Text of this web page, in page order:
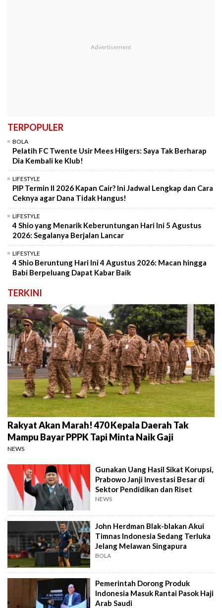
TERPOPULER
BOLA
Pelatih FC Twente Usir Mees Hilgers: Saya Tak Berharap
Dia Kembali ke Klub!
LIFESTYLE
PIP Termin II 2026 Kapan Cair? Ini Jadwal Lengkap dan Cara
Ceknya agar Dana Tidak Hangus!
LIFESTYLE
4 Shio yang Menarik Keberuntungan Hari Ini 5 Agustus
2026: Segalanya Berjalan Lancar
LIFESTYLE
4 Shio Beruntung Hari Ini 4 Agustus 2026: Macan hingga
Babi Berpeluang Dapat Kabar Baik
TERKINI
Rakyat Akan Marah! 470 Kepala Daerah Tak
Mampu Bayar PPPK Tapi Minta Naik Gaji
NEWS
Gunakan Uang Hasil Sikat Korupsi,
Prabowo Janji Investasi Besar di
Sektor Pendidikan dan Riset
NEWS
John Herdman Blak-blakan Akui
Timnas Indonesia Sedang Terluka
Jelang Melawan Singapura
BOLA
Pemerintah Dorong Produk
Indonesia Masuk Rantai Pasok Haji
Arab Saudi